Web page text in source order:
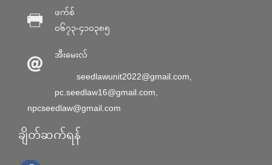
ဖက်စ်
၀၆၇၃-၄၁၀၃၈၅
အီးမေးလ်
seedlawunit2022@gmail.com
pc.seedlaw16@gmail.com
npcseedlaw@gmail.com
ချိတ်ဆက်ရန်